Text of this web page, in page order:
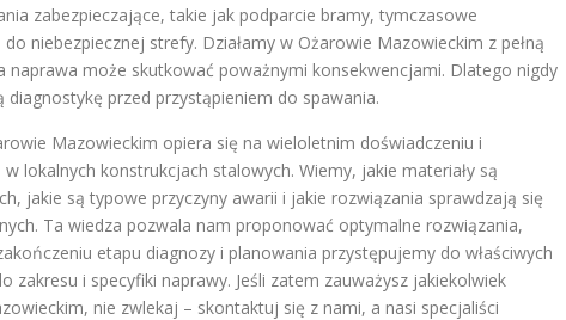
zabezpieczające, takie jak podparcie bramy, tymczasowe
niebezpiecznej strefy. Działamy w Ożarowie Mazowieckim z pełną
może skutkować poważnymi konsekwencjami. Dlatego nigdy
przed przystąpieniem do spawania.
Mazowieckim opiera się na wieloletnim doświadczeniu i
lokalnych konstrukcjach stalowych. Wiemy, jakie materiały są
jakie są typowe przyczyny awarii i jakie rozwiązania sprawdzają się
Ta wiedza pozwala nam proponować optymalne rozwiązania,
etapu diagnozy i planowania przystępujemy do właściwych
zakresu i specyfiki naprawy. Jeśli zatem zauważysz jakiekolwiek
nie zwlekaj – skontaktuj się z nami, a nasi specjaliści